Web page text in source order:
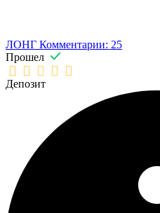
ЛОНГ Комментарии: 25
Прошел
Депозит